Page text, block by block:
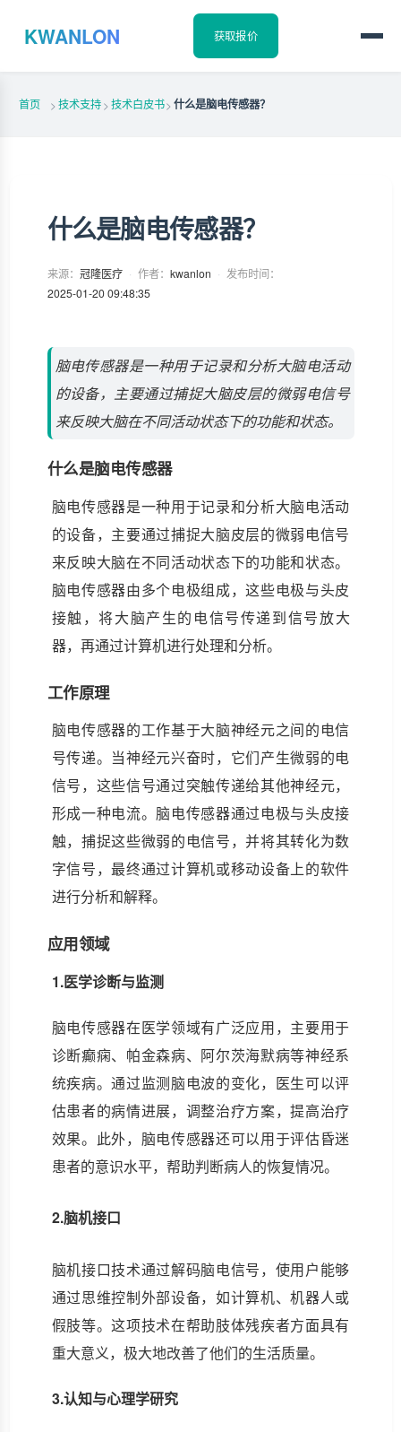
KWANLON 获取报价
首页 > 技术支持> 技术白皮书> 什么是脑电传感器？
什么是脑电传感器？
来源： 冠隆医疗 · 作者： kwanlon · 发布时间：
2025-01-20 09:48:35
脑电传感器是一种用于记录和分析大脑电活动
的设备，主要通过捕捉大脑皮层的微弱电信号
来反映大脑在不同活动状态下的功能和状态。
什么是脑电传感器
脑电传感器是一种用于记录和分析大脑电活动
的设备，主要通过捕捉大脑皮层的微弱电信号
来反映大脑在不同活动状态下的功能和状态。
脑电传感器由多个电极组成，这些电极与头皮
接触，将大脑产生的电信号传递到信号放大
器，再通过计算机进行处理和分析。
工作原理
脑电传感器的工作基于大脑神经元之间的电信
号传递。当神经元兴奋时，它们产生微弱的电
信号，这些信号通过突触传递给其他神经元，
形成一种电流。脑电传感器通过电极与头皮接
触，捕捉这些微弱的电信号，并将其转化为数
字信号，最终通过计算机或移动设备上的软件
进行分析和解释。
应用领域
1.医学诊断与监测
脑电传感器在医学领域有广泛应用，主要用于
诊断癫痫、帕金森病、阿尔茨海默病等神经系
统疾病。通过监测脑电波的变化，医生可以评
估患者的病情进展，调整治疗方案，提高治疗
效果。此外，脑电传感器还可以用于评估昏迷
患者的意识水平，帮助判断病人的恢复情况。
2.脑机接口
脑机接口技术通过解码脑电信号，使用户能够
通过思维控制外部设备，如计算机、机器人或
假肢等。这项技术在帮助肢体残疾者方面具有
重大意义，极大地改善了他们的生活质量。
3.认知与心理学研究